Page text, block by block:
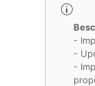
-
-
-